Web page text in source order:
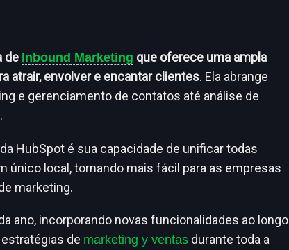
de Inbound Marketing que oferece uma ampla
atrair, envolver e encantar clientes. Ela abrange
e gerenciamento de contatos até análise de
HubSpot é sua capacidade de unificar todas
único local, tornando mais fácil para as empresas
marketing.
ano, incorporando novas funcionalidades ao longo
de marketing y ventas durante toda a